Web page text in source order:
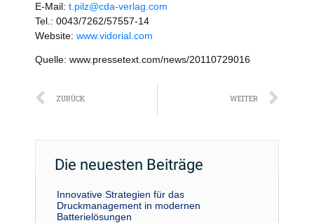
E-Mail: t.pilz@cda-verlag.com
Tel.: 0043/7262/57557-14
Website: www.vidorial.com
Quelle: www.pressetext.com/news/20110729016
Zurück
ZURÜCK WEITER
Die neuesten Beiträge
Innovative Strategien für das
Druckmanagement in modernen
Batterielösungen